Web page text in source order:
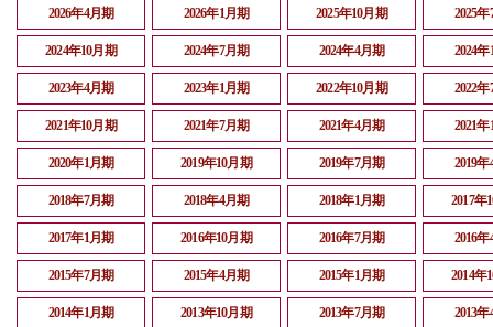
2026年4月期 2026年1月期 2025年10月期 2025
2024年10月期 2024年7月期 2024年4月期 2024
2023年4月期 2023年1月期 2022年10月期 2022
2021年10月期 2021年7月期 2021年4月期 2021
2020年1月期 2019年10月期 2019年7月期 2019
2018年7月期 2018年4月期 2018年1月期 2017年
2017年1月期 2016年10月期 2016年7月期 2016
2015年7月期 2015年4月期 2015年1月期 2014年
2014年1月期 2013年10月期 2013年7月期 2013